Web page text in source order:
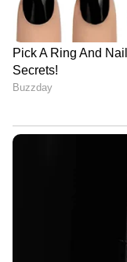
രക്തസമ്മർദ്ദം
സാൽമൺ
ഉയർന്ന
സാൽമൺ
ആസിഡുകൾ